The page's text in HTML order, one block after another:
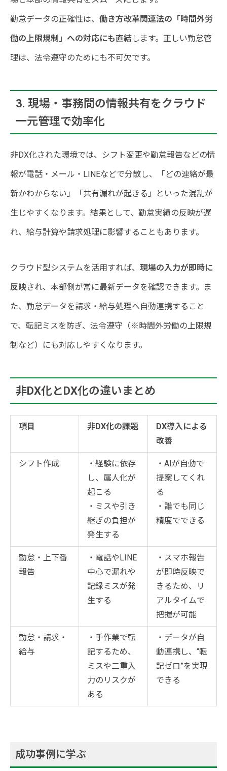
勤怠データの正確性は、 働き方改革関連法の「時間外労
働の上限規制」への対応にも直結 します。正しい勤怠管
理は、法令遵守のためにも不可欠です。
3. 現場・事務間の情報共有をクラウド
一元管理で効率化
非DX化された環境では、シフト変更や勤怠報告などの情
報が電話・メール・LINEなどで分散し、「どの連絡が最
新かわからない」「共有漏れが起きる」といった混乱が
生じやすくなります。結果として、勤怠実績の反映が遅
れ、給与計算や請求処理に影響することもあります。
クラウド型システムを活用すれば、 現場の入力が即時に
反映され、本部側が常に最新データを確認できます。ま
た、勤怠データを請求・給与処理へ自動連携すること
で、転記ミスを防ぎ、法令遵守（※時間外労働の上限規
制など）にも対応しやすくなります。
非DX化とDX化の違いまとめ
項目 非DX化の課題
DX導入による
改善
シフト作成
・経験に依存
し、属人化が
起こる
・ミスや引き
継ぎの負担が
発生する
・AIが自動で
提案してくれ
る
・誰でも同じ
精度でできる
勤怠・上下番
報告
・電話やLINE
中心で漏れや
記録ミスが発
生する
・スマホ報告
が即時反映で
きるため、リ
アルタイムで
把握が可能
勤怠・請求・
給与
・手作業で転
記するため、
ミスや二重入
力のリスクが
ある
・データが自
動連携し、“転
記ゼロ”を実現
できる
成功事例に学ぶ